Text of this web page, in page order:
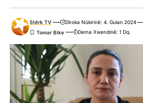
Stêrk TV
Dîroka Nûkirinê: 4. Gulan 2024
Dema Xwendinê: 1 Dq.